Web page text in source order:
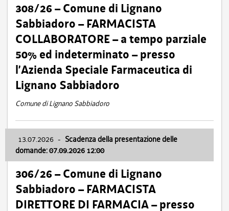
308/26 – Comune di Lignano
Sabbiadoro – FARMACISTA
COLLABORATORE – a tempo parziale
50% ed indeterminato – presso
l’Azienda Speciale Farmaceutica di
Lignano Sabbiadoro
Comune di Lignano Sabbiadoro
13.07.2026 - Scadenza della presentazione delle
domande: 07.09.2026 12:00
306/26 – Comune di Lignano
Sabbiadoro – FARMACISTA
DIRETTORE DI FARMACIA – presso